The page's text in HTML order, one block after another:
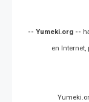
-- Yumeki.org --
en Internet,